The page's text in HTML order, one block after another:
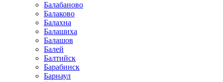
Балабаново
Балаково
Балахна
Балашиха
Балашов
Балей
Балтийск
Барабинск
Барнаул